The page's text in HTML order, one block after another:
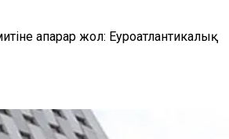
апарар жол: Еуроатлантикалық